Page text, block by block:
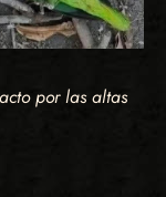
por las altas